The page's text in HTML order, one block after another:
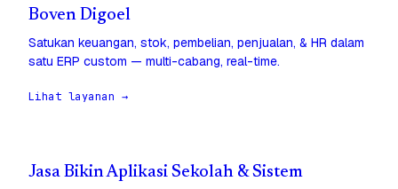
Boven Digoel
Satukan keuangan, stok, pembelian, penjualan, & HR dalam
satu ERP custom — multi-cabang, real-time.
Lihat layanan →
Jasa Bikin Aplikasi Sekolah & Sistem